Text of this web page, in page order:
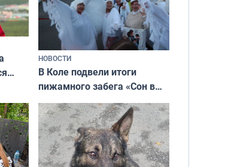
НОВОСТИ
В Коле подвели итоги
пижамного забега «Сон в
Олимпийскую ночь»